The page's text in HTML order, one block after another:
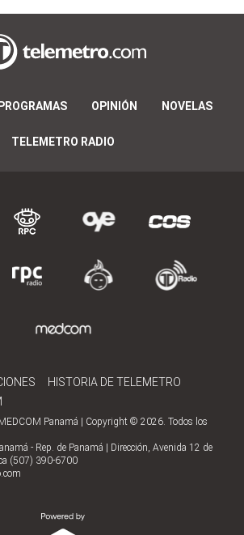
PROGRAMAS OPINIÓN NOVELAS
TELEMETRO RADIO
HISTORIA DE TELEMETRO
Panamá | Copyright © 2026. Todos los
- Rep. de Panamá | Dirección, Avenida 12 de
(507) 390-6700